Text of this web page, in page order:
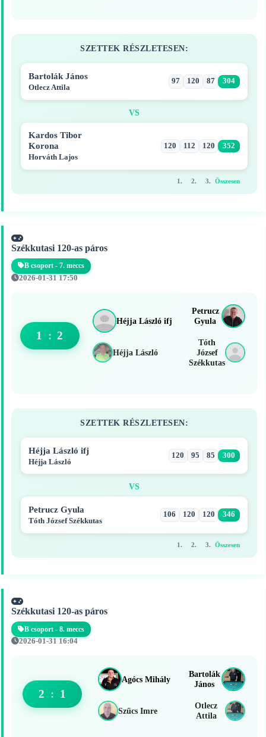
SZETTEK RÉSZLETESEN:
Bartolák János
Otlecz Attila
97 120 87 304
VS
Kardos Tibor
Korona
Horváth Lajos
120 112 120 352
1. 2. 3. Összesen
Székkutasi 120-as páros
B csoport - 7. meccs
2026-01-31 17:50
Héjja László ifj
Héjja László
1 : 2
Petrucz
Gyula
Tóth
József
Székkutas
SZETTEK RÉSZLETESEN:
Héjja László ifj
Héjja László
120 95 85 300
VS
Petrucz Gyula
Tóth József Székkutas
106 120 120 346
1. 2. 3. Összesen
Székkutasi 120-as páros
B csoport - 8. meccs
2026-01-31 16:04
Agócs Mihály
Szűcs Imre
2 : 1
Bartolák
János
Otlecz
Attila